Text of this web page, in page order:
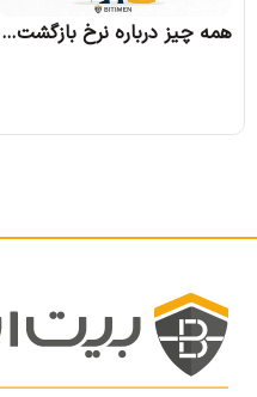
همه چیز درباره نرخ بازگشت سرمایه و نحوه محاسبه آن